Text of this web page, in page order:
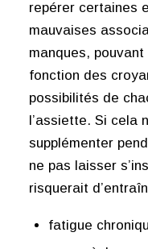
repérer certaines
mauvaises
manques,
fonction des
possibilités de
l’assiette. Si cela
supplémenter
ne pas laisser
risquerait
fatigue